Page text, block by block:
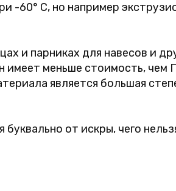
-60° C, но например
и парниках для навесов и
меньше стоимость, чем
является большая
от искры, чего